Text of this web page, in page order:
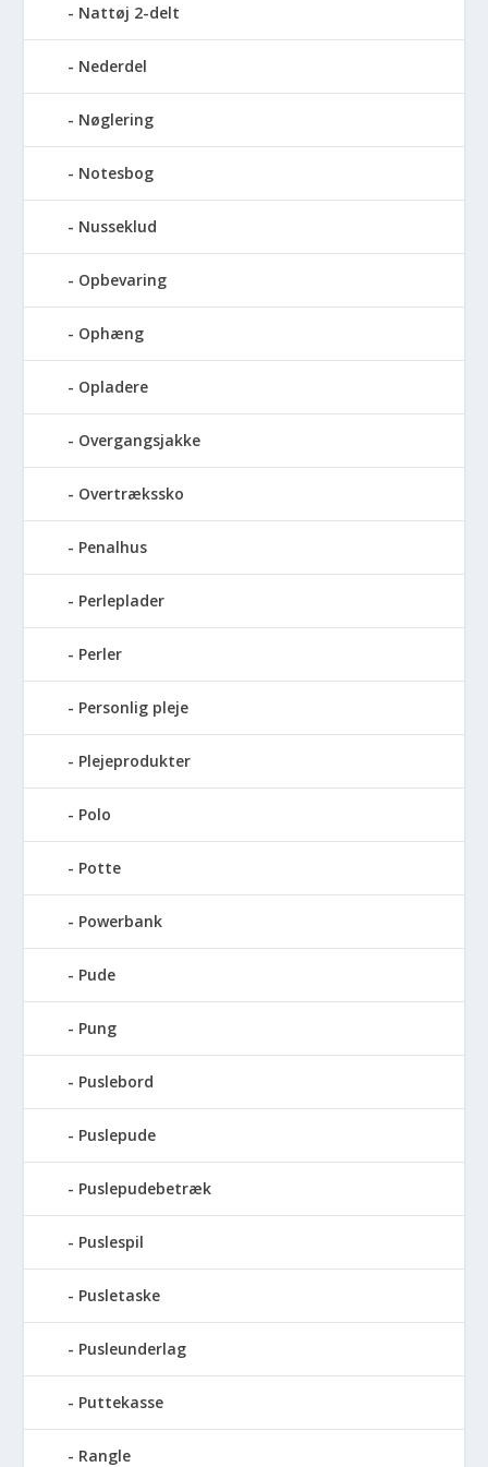
Nattøj 2-delt
Nederdel
Nøglering
Notesbog
Nusseklud
Opbevaring
Ophæng
Opladere
Overgangsjakke
Overtrækssko
Penalhus
Perleplader
Perler
Personlig pleje
Plejeprodukter
Polo
Potte
Powerbank
Pude
Pung
Puslebord
Puslepude
Puslepudebetræk
Puslespil
Pusletaske
Pusleunderlag
Puttekasse
Rangle